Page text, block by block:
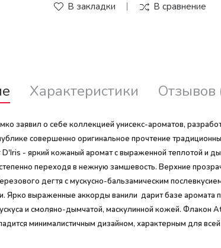
В закладки В сравнение
Характеристики Отзывов
о себе коллекцией унисекс-ароматов,
совершенно оригинальное прочтение
- яркий кожаный аромат с выраженной теплотой и
переходя в нежную замшевость. Верхние
дегтя с мускусно-бальзамическим
выраженные аккорды ванили дарит базе аромата
и смоляно-дымчатой, маскулинной кожей. Флакон
минималистичным дизайном, характерным для